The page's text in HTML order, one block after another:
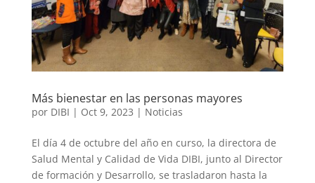
Más bienestar en las personas mayores
por DIBI | Oct 9, 2023 | Noticias
El día 4 de octubre del año en curso, la directora de
Salud Mental y Calidad de Vida DIBI, junto al Director
de formación y Desarrollo, se trasladaron hasta la